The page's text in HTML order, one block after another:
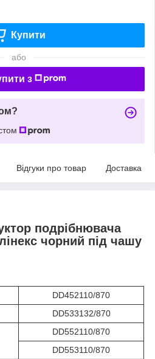
Купити
або
з
Відгуки про товар Доставка
подрібнювача
чорний під чашу
DD452110/870
DD533132/870
DD552110/870
DD553110/870